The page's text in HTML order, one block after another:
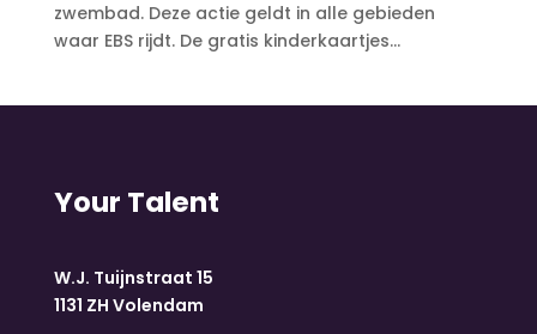
zwembad. Deze actie geldt in alle gebieden
waar EBS rijdt. De gratis kinderkaartjes...
Your Talent
W.J. Tuijnstraat 15
1131 ZH Volendam